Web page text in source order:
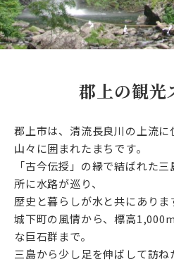
郡上の観光
郡上市は、清流長良川の上流
山々に囲まれたまちです。
「古今伝授」の縁で結ばれた
所に水路が巡り、
歴史と暮らしが水と共にありま
城下町の風情から、標高
な巨石群まで。
三島から少し足を伸ばして訪